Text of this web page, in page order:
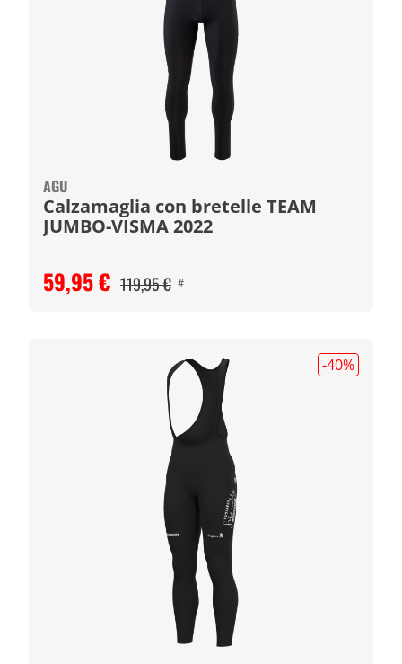
AGU
Calzamaglia con bretelle TEAM
JUMBO-VISMA 2022
59,95 € 119,95 € #
-40%